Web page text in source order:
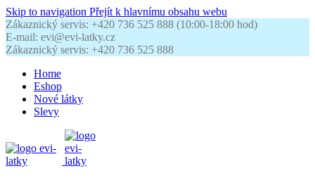
Skip to navigation Přejít k hlavnímu obsahu webu
Zákaznický servis: +420 736 525 888 (10:00-18:00 hod)
E-mail: evi@evi-latky.cz
Zákaznický servis: +420 736 525 888
Home
Eshop
Nové látky
Slevy